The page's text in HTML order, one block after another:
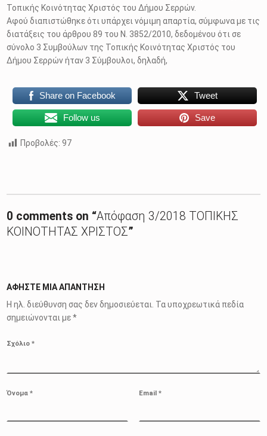
Τοπικής Κοινότητας Χριστός του Δήμου Σερρών.
Αφού διαπιστώθηκε ότι υπάρχει νόμιμη απαρτία, σύμφωνα με τις
διατάξεις του άρθρου 89 του Ν. 3852/2010, δεδομένου ότι σε
σύνολο 3 Συμβούλων της Τοπικής Κοινότητας Χριστός του
Δήμου Σερρών ήταν 3 Σύμβουλοι, δηλαδή,
Share on Facebook Tweet
Follow us Save
Προβολές: 97
0 comments on “Απόφαση 3/2018 ΤΟΠΙΚΗΣ
ΚΟΙΝΟΤΗΤΑΣ ΧΡΙΣΤΟΣ”
ΑΦΉΣΤΕ ΜΙΑ ΑΠΆΝΤΗΣΗ
Η ηλ. διεύθυνση σας δεν δημοσιεύεται. Τα υποχρεωτικά πεδία
σημειώνονται με*
Σχόλιο*
Όνομα* Email *